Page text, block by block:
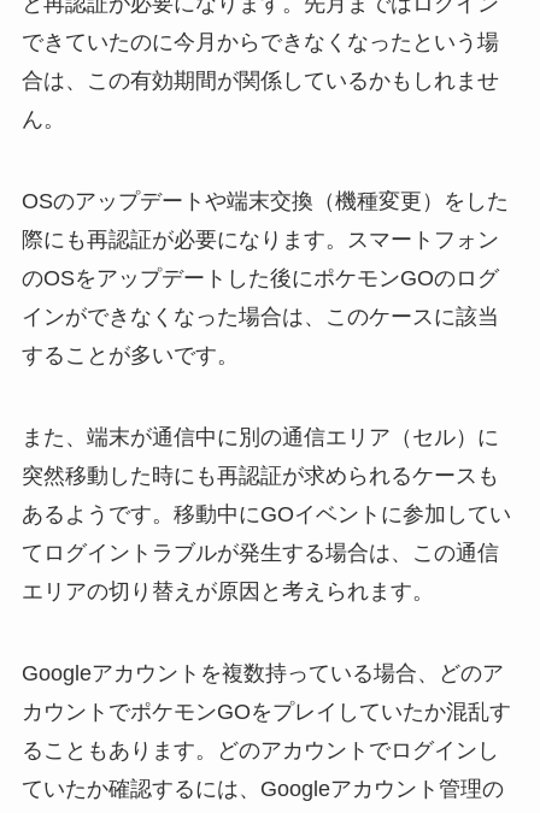
できていたのに今月からできなくなったという場
合は、この有効期間が関係しているかもしれませ
ん。
OSのアップデートや端末交換（機種変更）をした
際にも再認証が必要になります。スマートフォン
のOSをアップデートした後にポケモンGOのログ
インができなくなった場合は、このケースに該当
することが多いです。
また、端末が通信中に別の通信エリア（セル）に
突然移動した時にも再認証が求められるケースも
あるようです。移動中にGOイベントに参加してい
てログイントラブルが発生する場合は、この通信
エリアの切り替えが原因と考えられます。
Googleアカウントを複数持っている場合、どのア
カウントでポケモンGOをプレイしていたか混乱す
ることもあります。どのアカウントでログインし
ていたか確認するには、Googleアカウント管理の